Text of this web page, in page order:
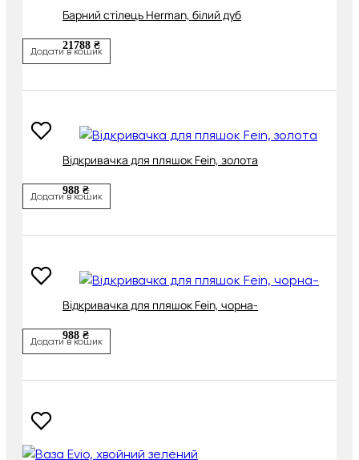
Барний стілець Herman, білий дуб
21788 ₴
Додати в кошик
Відкривачка для пляшок Fein, золота
988 ₴
Додати в кошик
Відкривачка для пляшок Fein, чорна-
988 ₴
Додати в кошик